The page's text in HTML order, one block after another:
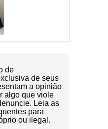
de
de seus
a opinião
algo que viole
Leia as
para
ou ilegal.